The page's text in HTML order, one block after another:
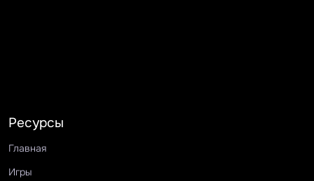
Ресурсы
Главная
Игры